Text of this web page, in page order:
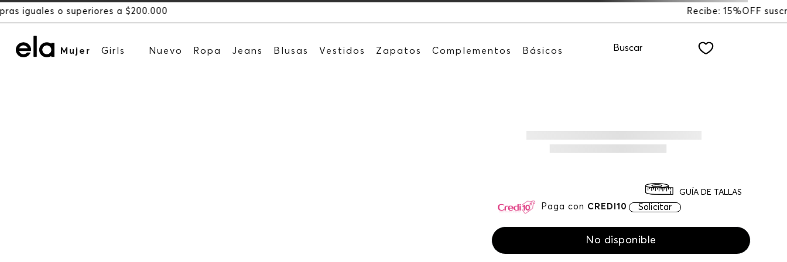
Recibe: 15%OFF suscribiéndote a nuestro NEWSLETTER
Mujer Girls Nuevo Ropa Jeans Blusas Vestidos Zapatos Complementos Básicos Buscar
Paga con CREDI10 Solicitar
GUÍA DE TALLAS
No disponible